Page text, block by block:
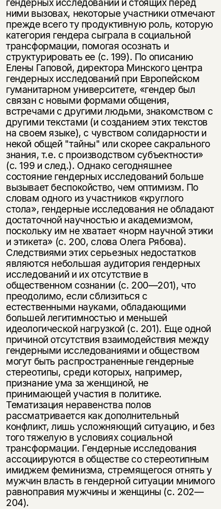
ними вызовах, некоторые участники отмечают
прежде всего ту про­дуктивную роль, которую
категория гендера сыграла в социальной
трансфор­мации, помогая осознать и
структурировать ее (с. 199). По описанию
Елены Гаповой, директора Минского центра
гендерных исследований при Европей­ском
гуманитарном университете, «гендер был
связан с новыми формами об­щения,
встречами с другими людьми, знакомством с
другими текстами (и соз­данием этих текстов
на своем языке), с чувством солидарности и
некой общей "тайны" или скорее сакрального
знания, т.е. с производством субъектности»
(с. 199 и след.). Однако сегодняшнее
состояние гендерных исследований больше
вызывает беспокойство, чем оптимизм. По
словам одного из участ­ников «круглого
стола», гендерные исследования не обладают
достаточной научностью и академизмом,
поскольку им не хватает «норм научной этики
и этикета» (с. 200, слова Олега Рябова).
Следствиями этих серьезных недостат­ков
являются небольшая аудитория гендерных
исследований и их отсутствие в
общественном сознании (с. 200—201), что
преодолимо, если сблизиться с
естественными науками, обладающими
большей легитимностью и меньшей
идеологической нагрузкой (с. 201). Еще одной
причиной отсутствия взаимо­действия между
гендерными исследованиями и обществом
могут быть рас­пространенные гендерные
стереотипы, среди которых, например,
признание ума за женщиной, не
принимающей участия в политике.
Тематизация нера­венства полов
рассматривается как дополнительный
конфликт, лишь услож­няющий ситуацию, и без
того тяжелую в условиях социальной
трансформа­ции. Гендерные исследования
ассоциируются в обществе со стереотипным
имиджем феминизма, стремящегося отнять у
мужчин власть в гендерной си­туации мнимого
равноправия мужчины и женщины (с. 202—
204).